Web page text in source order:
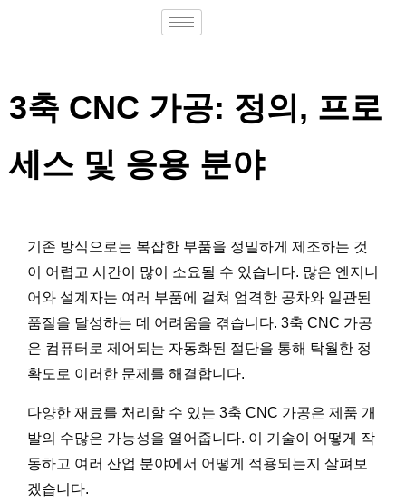
3축 CNC 가공: 정의, 프로
세스 및 응용 분야
기존 방식으로는 복잡한 부품을 정밀하게 제조하는 것
이 어렵고 시간이 많이 소요될 수 있습니다. 많은 엔지니
어와 설계자는 여러 부품에 걸쳐 엄격한 공차와 일관된
품질을 달성하는 데 어려움을 겪습니다. 3축 CNC 가공
은 컴퓨터로 제어되는 자동화된 절단을 통해 탁월한 정
확도로 이러한 문제를 해결합니다.
다양한 재료를 처리할 수 있는 3축 CNC 가공은 제품 개
발의 수많은 가능성을 열어줍니다. 이 기술이 어떻게 작
동하고 여러 산업 분야에서 어떻게 적용되는지 살펴보
겠습니다.